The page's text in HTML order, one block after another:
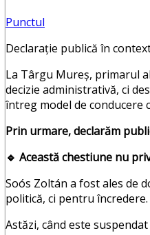
Punctul
Declarație publică în
La Târgu Mureș, primarul
decizie administrativă, ci
întreg model de conducere
Prin urmare, declarăm
🔹 Această chestiune nu
Soós Zoltán a fost ales de
politică, ci pentru încredere.
Astăzi, când este